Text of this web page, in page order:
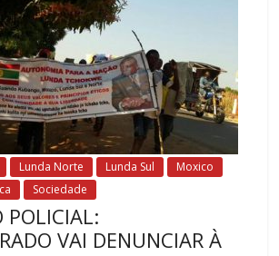
Lunda Norte Lunda Sul
Moxico
Sociedade
POLICIAL:
VAI DENUNCIAR À